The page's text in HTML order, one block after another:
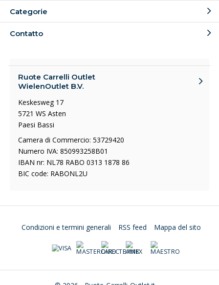
Categorie
Contatto
Ruote Carrelli Outlet
WielenOutlet B.V.
Keskesweg 17
5721 WS Asten
Paesi Bassi
Camera di Commercio: 53729420
Numero IVA: 850993258B01
IBAN nr: NL78 RABO 0313 1878 86
BIC code: RABONL2U
Condizioni e termini generali RSS feed Mappa del sito